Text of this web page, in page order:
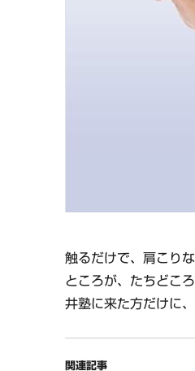
触るだけで、肩こり
ところが、たちどこ
井塾に来た方だけに
関連記事